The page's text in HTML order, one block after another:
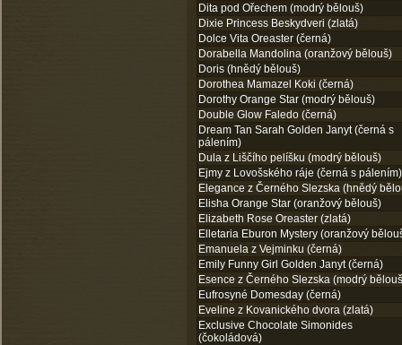
Dita pod Ořechem (modrý bělouš)
Dixie Princess Beskydveri (zlatá)
Dolce Vita Oreaster (černá)
Dorabella Mandolina (oranžový bělouš)
Doris (hnědý bělouš)
Dorothea Mamazel Koki (černá)
Dorothy Orange Star (modrý bělouš)
Double Glow Faledo (černá)
Dream Tan Sarah Golden Janyt (černá s
pálením)
Dula z Liščího pelíšku (modrý bělouš)
Ejmy z Lovošského ráje (černá s pálením)
Elegance z Černého Slezska (hnědý
Elisha Orange Star (oranžový bělouš)
Elizabeth Rose Oreaster (zlatá)
Elletaria Eburon Mystery (oranžový
Emanuela z Vejminku (černá)
Emily Funny Girl Golden Janyt (černá)
Esence z Černého Slezska (modrý
Eufrosyné Domesday (černá)
Eveline z Kovanického dvora (zlatá)
Exclusive Chocolate Simonides
(čokoládová)